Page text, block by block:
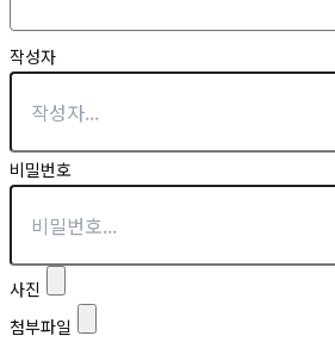
작성자
비밀번호
사진
첨부파일